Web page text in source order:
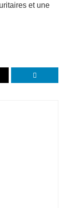
et une